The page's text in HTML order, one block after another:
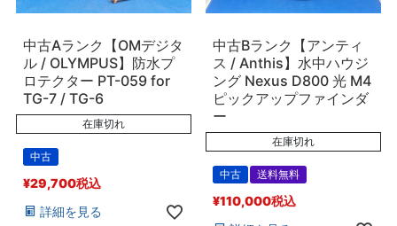
中古Aランク【OMデジタ
ル / OLYMPUS】防水プ
ロテクター PT-059 for
TG-7 / TG-6
在庫切れ
中古
¥29,700税込
詳細を見る
中古Bランク【アンティ
ス / Anthis】水中ハウジ
ング Nexus D800 光 M4
ピックアップファインダ
ー
在庫切れ
中古 送料無料
¥110,000税込